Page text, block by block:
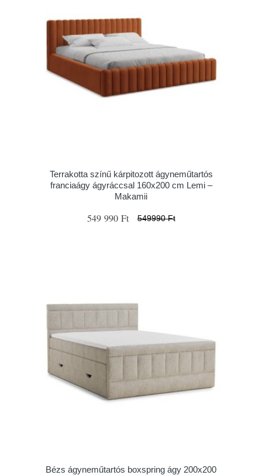
Terrakotta színű kárpitozott ágyneműtartós
franciaágy ágyráccsal 160x200 cm Lemi –
Makamii
549 990 Ft 549990 Ft
Bézs ágyneműtartós boxspring ágy 200x200